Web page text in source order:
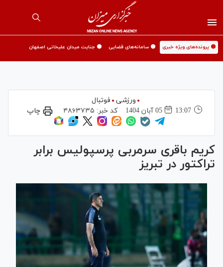
🟡 پرونده‌های ویژه خبری 🟡 سامانه‌های قضایی 🟡 جنایت میدان علیخانی اصفهان
ورزشی
فوتبال
13:07
05 آبان 1404 کد خبر: ۴۸۶۳۷۳۵ چاپ
کریم باقری سرمربی پرسپولیس برابر
تراکتور در تبریز